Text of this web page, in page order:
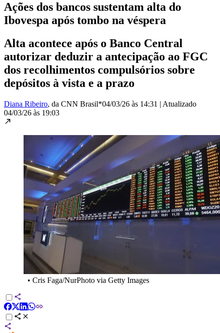
Ações dos bancos sustentam alta do
Ibovespa após tombo na véspera
Alta acontece após o Banco Central
autorizar deduzir a antecipação ao FGC
dos recolhimentos compulsórios sobre
depósitos à vista e a prazo
Diana Ribeiro, da CNN Brasil*04/03/26 às 14:31 | Atualizado
04/03/26 às 19:03
• Cris Faga/NurPhoto via Getty Images